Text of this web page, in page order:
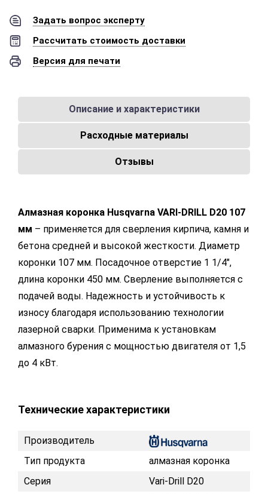
Задать вопрос эксперту
Рассчитать стоимость доставки
Версия для печати
Описание и характеристики
Расходные материалы
Отзывы
Алмазная коронка Husqvarna VARI-DRILL D20 107
мм – применяется для сверления кирпича, камня и
бетона средней и высокой жесткости. Диаметр
коронки 107 мм. Посадочное отверстие 1 1/4",
длина коронки 450 мм. Сверление выполняется с
подачей воды. Надежность и устойчивость к
износу благодаря использованию технологии
лазерной сварки. Применима к установкам
алмазного бурения с мощностью двигателя от 1,5
до 4 кВт.
Технические характеристики
Производитель
Тип продукта
алмазная коронка
Серия
Vari-Drill D20